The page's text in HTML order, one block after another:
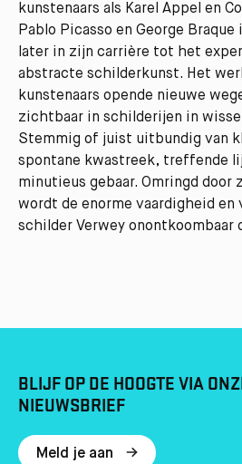
kunstenaars als Karel Appel en
Pablo Picasso en George
later in zijn carrière tot het
abstracte schilderkunst. Het
kunstenaars opende nieuwe
zichtbaar in schilderijen in
Stemmig of juist uitbundig van
spontane kwastreek, treffende
minutieus gebaar. Omringd door
wordt de enorme vaardigheid en
schilder Verwey onontkoombaar
BLIJF OP DE HOOGTE VIA
NIEUWSBRIEF
Meld je aan